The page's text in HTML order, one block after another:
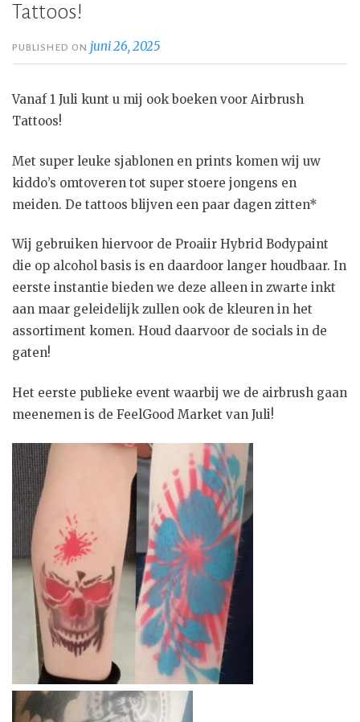
Tattoos!
PUBLISHED ON juni 26, 2025
Vanaf 1 Juli kunt u mij ook boeken voor Airbrush
Tattoos!
Met super leuke sjablonen en prints komen wij uw
kiddo’s omtoveren tot super stoere jongens en
meiden. De tattoos blijven een paar dagen zitten*
Wij gebruiken hiervoor de Proaiir Hybrid Bodypaint
die op alcohol basis is en daardoor langer houdbaar. In
eerste instantie bieden we deze alleen in zwarte inkt
aan maar geleidelijk zullen ook de kleuren in het
assortiment komen. Houd daarvoor de socials in de
gaten!
Het eerste publieke event waarbij we de airbrush gaan
meenemen is de FeelGood Market van Juli!